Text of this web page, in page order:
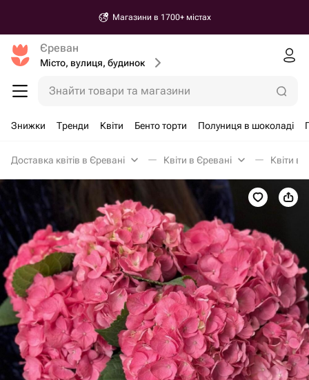
Магазини в 1700+ містах
Єреван
Місто, вулиця, будинок
Знайти товари та магазини
Знижки Тренди Квіти Бенто торти Полуниця в шоколаді
Доставка квітів в Єревані Квіти в Єревані Квіти в